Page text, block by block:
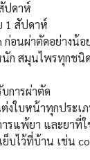
ปดาห์
1 สัปดาห์
ก่อนผ่าตัดอย่างน้
ก สมุนไพรทุกช
การผ่าตัด
งใบหน้าทุกประเ
รแพ้ยา และยาที่
บไว้ที่บ้าน เช่น